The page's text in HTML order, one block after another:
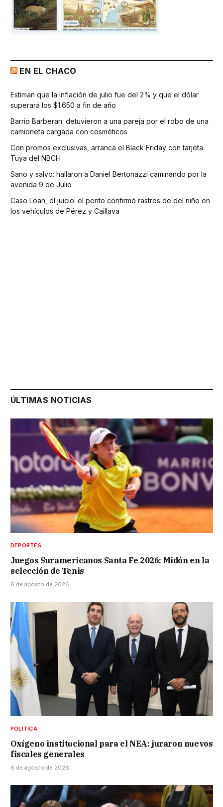
EN EL CHACO
Estiman que la inflación de julio fue del 2% y que el dólar
superará los $1.650 a fin de año
Barrio Barberan: detuvieron a una pareja por el robo de una
camioneta cargada con cosméticos
Con promos exclusivas, arranca el Black Friday con tarjeta
Tuya del NBCH
Sano y salvo: hallaron a Daniel Bertonazzi caminando por la
avenida 9 de Julio
Caso Loan, el juicio: el perito confirmó rastros de del niño en
los vehículos de Pérez y Caillava
ÚLTIMAS NOTICIAS
DEPORTES
Juegos Suramericanos Santa Fe 2026: Midón en la
selección de Tenis
6 de agosto de 2026
POLÍTICA
Oxígeno institucional para el NEA: juraron nuevos
fiscales generales
6 de agosto de 2026